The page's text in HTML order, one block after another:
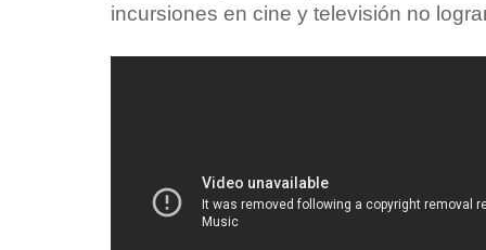
incursiones en cine y televisión no